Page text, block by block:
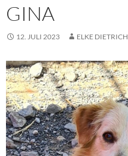
GINA
12. JULI 2023 ELKE DIETRICH